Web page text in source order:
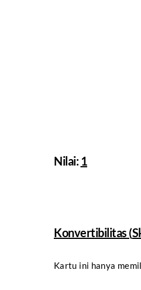
Nilai: 1
Konvertibilitas (
Kartu ini hanya